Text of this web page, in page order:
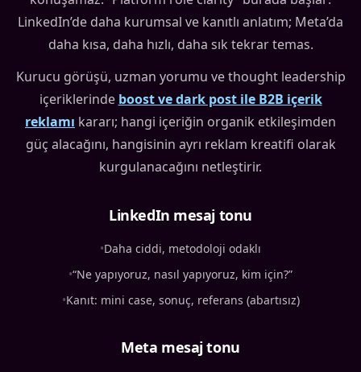
LinkedIn’de daha kurumsal ve kanıtlı anlatım; Meta’da
daha kısa, daha hızlı, daha sık tekrar temas.
Kurucu görüşü, uzman yorumu ve thought leadership
içeriklerinde boost ve dark post ile B2B içerik
reklamı kararı; hangi içeriğin organik etkileşimden
güç alacağını, hangisinin ayrı reklam kreatifi olarak
kurgulanacağını netleştirir.
LinkedIn mesaj tonu
•Daha ciddi, metodoloji odaklı
•“Ne yapıyoruz, nasıl yapıyoruz, kim için?”
•Kanıt: mini case, sonuç, referans (abartısız)
Meta mesaj tonu